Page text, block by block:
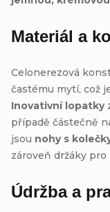
Materiál a
Celonerezová
častému mytí, což
Inovativní lopatky
případě částečně
jsou nohy s
zároveň držáky
Údržba a